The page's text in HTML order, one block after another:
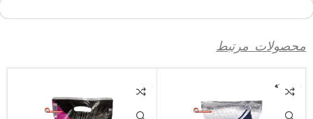
محصولات مرتبط
فروخته
شده